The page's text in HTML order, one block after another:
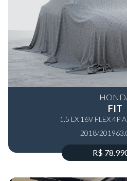
FIT
1.5 LX 16V FLEX 4P
2018/2019
R$